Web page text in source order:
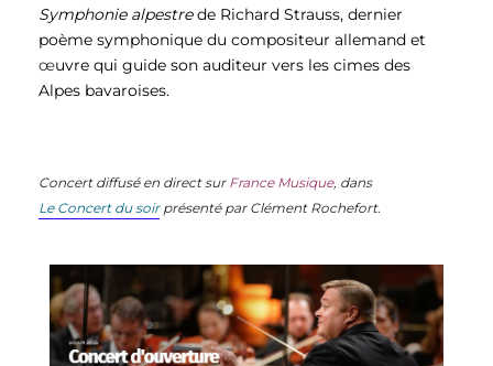
Symphonie alpestrede Richard Strauss, dernier
poème symphonique du compositeur allemand et
œuvre qui guide son auditeur vers les cimes des
Alpes bavaroises.
Concert diffusé en direct sur France Musique, dans
Le Concert du soirprésenté par Clément Rochefort.